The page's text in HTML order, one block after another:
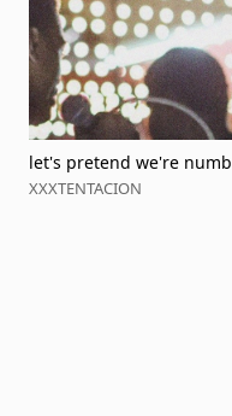
let's pretend we're numb
XXXTENTACION